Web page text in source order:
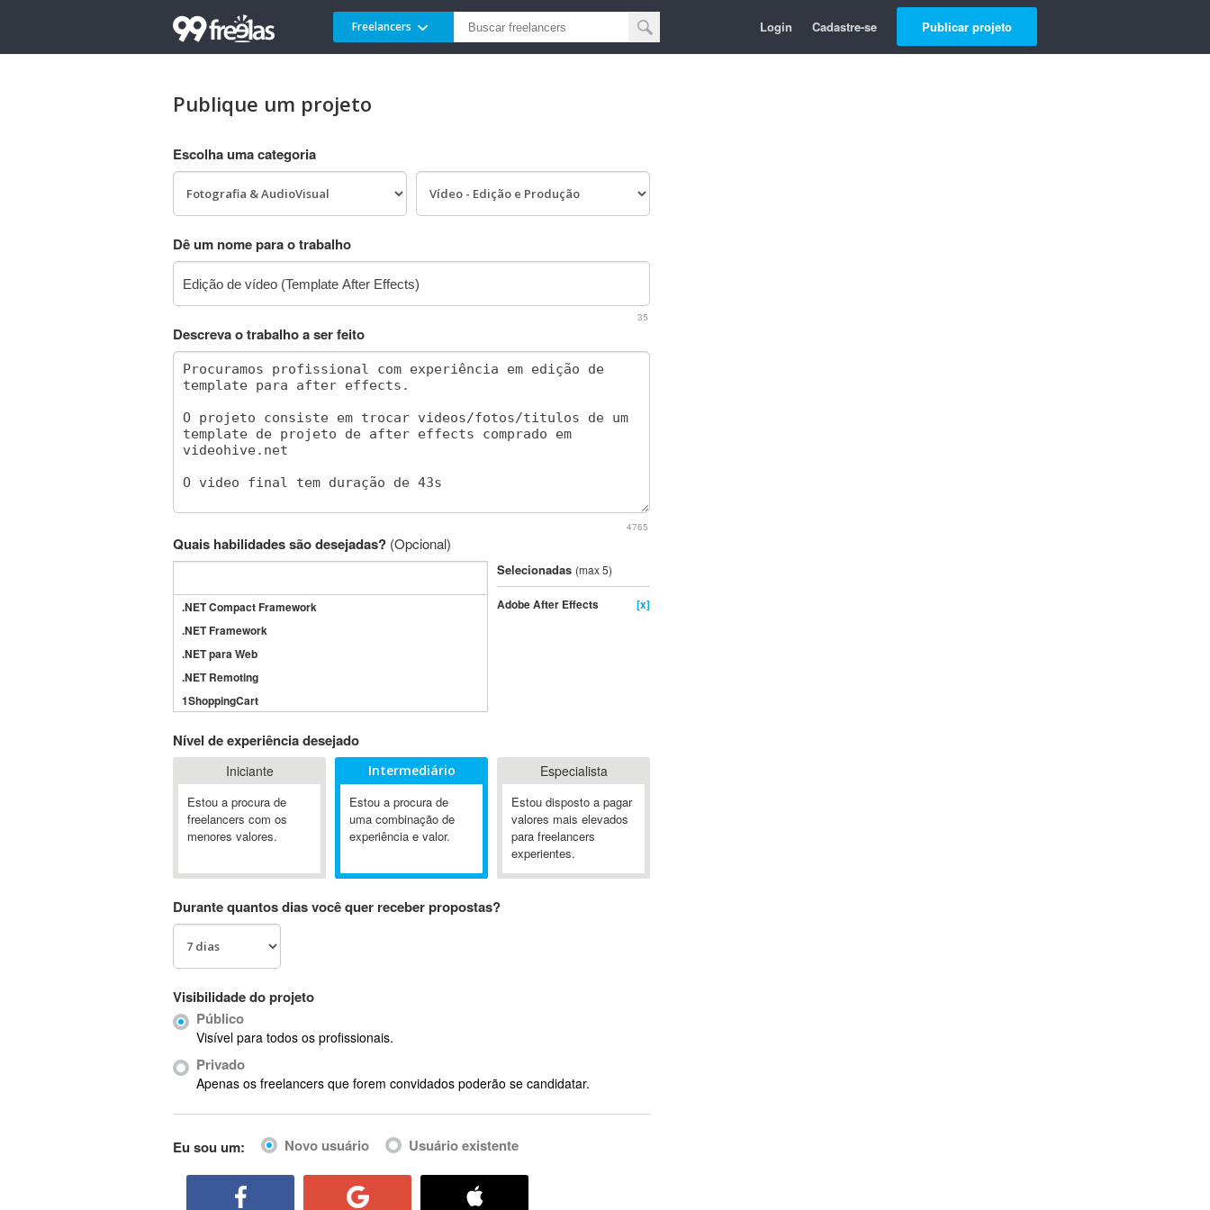
Freelancers Login Cadastre-se Publicar projeto
Publique um projeto
Escolha uma categoria
Dê um nome para o trabalho
35
Descreva o trabalho a ser feito
4765
Quais habilidades são desejadas? (Opcional)
.NET Compact Framework
.NET Framework
.NET para Web
.NET Remoting
1ShoppingCart
3GSM
4D Dimension
802.11
A&P
A-GPS
Ab Initio
ABIS
AbleCommerce
Ableton Live
Abstract Window Toolkit (AWT)
Selecionadas (max 5)
Adobe After Effects [x]
Nível de experiência desejado
Iniciante
Estou a procura de
freelancers com os
menores valores.
Intermediário
Estou a procura de
uma combinação de
experiência e valor.
Especialista
Estou disposto a pagar
valores mais elevados
para freelancers
experientes.
Durante quantos dias você quer receber propostas?
Visibilidade do projeto
Público
Visível para todos os profissionais.
Privado
Apenas os freelancers que forem convidados poderão se candidatar.
Eu sou um: Novo usuário Usuário existente